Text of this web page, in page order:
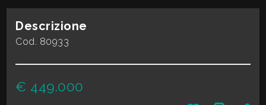
Descrizione
Cod. 80933
€ 449.000
DIVENTA
UN
LAVORA
multiscelta